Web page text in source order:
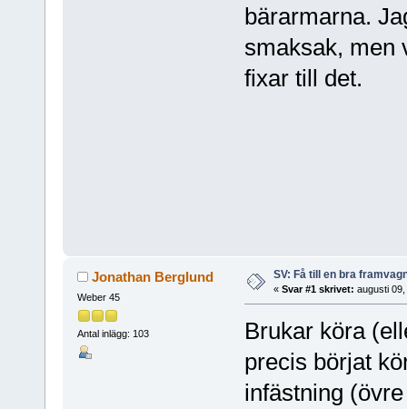
bärarmarna.
smaksak, men
fixar till det.
Jonathan Berglund
Weber 45
Antal inlägg: 103
SV: Få till en bra
« Svar #1 skrivet: augusti 09,
Brukar köra
precis börjat
infästning